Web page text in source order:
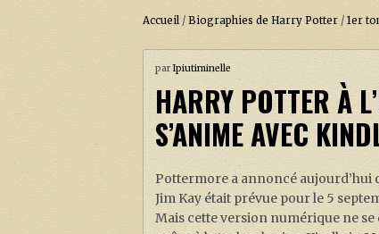
Accueil /Biographies de Harry Potter /1er
parIpiutiminelle
HARRY POTTER À
S’ANIME AVEC
Pottermore a annoncé aujourd’hui
Jim Kay était prévue pour le 5
Mais cette version numérique ne